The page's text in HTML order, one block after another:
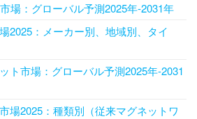
場：グローバル予測2025年-2031年
2025：メーカー別、地域別、タイ
ト市場：グローバル予測2025年-2031
場2025：種類別（従来マグネットワ